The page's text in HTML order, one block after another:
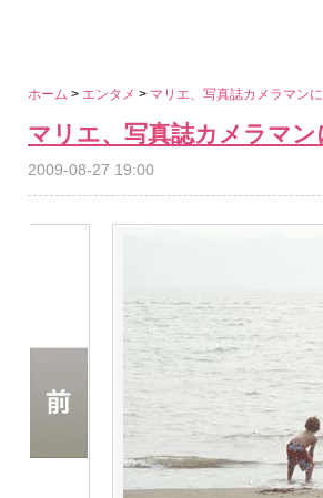
ホーム > エンタメ > マリエ、写真誌カメラマン
マリエ、写真誌カメラマ
2009-08-27 19:00